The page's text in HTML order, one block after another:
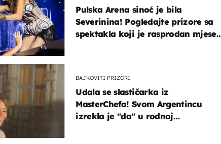
Pulska Arena sinoć je bila
Severinina! Pogledajte prizore sa
spektakla koji je rasprodan mjesec
BAJKOVITI PRIZORI
Udala se slastičarka iz
MasterChefa! Svom Argentincu
izrekla je "da" u rodnoj